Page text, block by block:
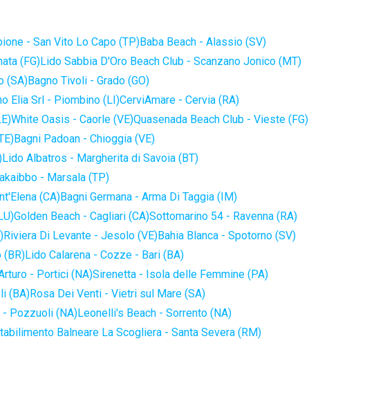
- San Vito Lo Capo (TP)Baba Beach - Alassio (SV)
(FG)Lido Sabbia D'Oro Beach Club - Scanzano Jonico (MT)
(SA)Bagno Tivoli - Grado (GO)
Elia Srl - Piombino (LI)CerviAmare - Cervia (RA)
White Oasis - Caorle (VE)Quasenada Beach Club - Vieste (FG)
Bagni Padoan - Chioggia (VE)
Lido Albatros - Margherita di Savoia (BT)
- Marsala (TP)
(CA)Bagni Germana - Arma Di Taggia (IM)
Golden Beach - Cagliari (CA)Sottomarino 54 - Ravenna (RA)
Riviera Di Levante - Jesolo (VE)Bahia Blanca - Spotorno (SV)
(BR)Lido Calarena - Cozze - Bari (BA)
- Portici (NA)Sirenetta - Isola delle Femmine (PA)
(BA)Rosa Dei Venti - Vietri sul Mare (SA)
- Pozzuoli (NA)Leonelli's Beach - Sorrento (NA)
Balneare La Scogliera - Santa Severa (RM)